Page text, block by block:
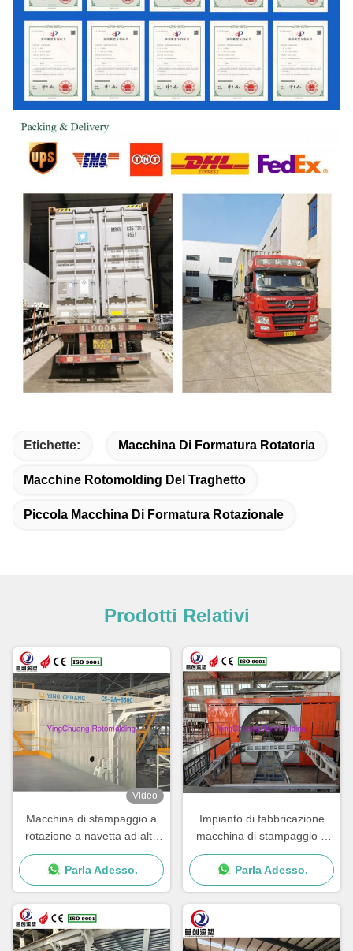
Etichette: Macchina Di Formatura Rotatoria
Macchine Rotomolding Del Traghetto
Piccola Macchina Di Formatura Rotazionale
Prodotti Relativi
Video
Macchina di stampaggio a
rotazione a navetta ad alte
prestazioni per una
produzione fluida e costante
Parla Adesso.
Impianto di fabbricazione
macchina di stampaggio a
rotazione con velocità di
rotazione e prestazioni
regolabili
Parla Adesso.